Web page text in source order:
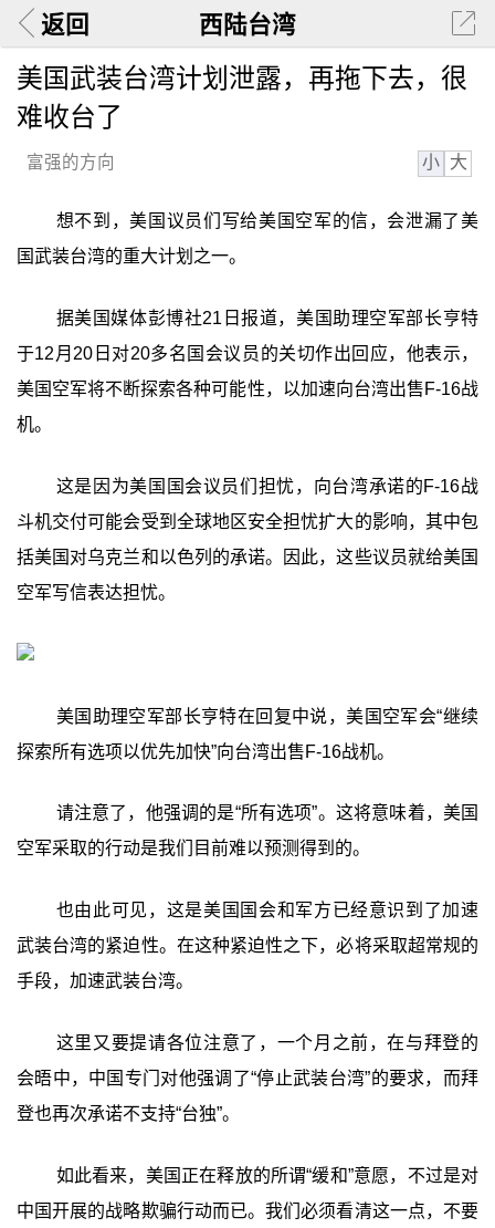
返回 西陆台湾
美国武装台湾计划泄露，再拖下去，很
难收台了
富强的方向 小 大
想不到，美国议员们写给美国空军的信，会泄漏了美
国武装台湾的重大计划之一。
据美国媒体彭博社21日报道，美国助理空军部长亨特
于12月20日对20多名国会议员的关切作出回应，他表示，
美国空军将不断探索各种可能性，以加速向台湾出售F-16战
机。
这是因为美国国会议员们担忧，向台湾承诺的F-16战
斗机交付可能会受到全球地区安全担忧扩大的影响，其中包
括美国对乌克兰和以色列的承诺。因此，这些议员就给美国
空军写信表达担忧。
美国助理空军部长亨特在回复中说，美国空军会“继续
探索所有选项以优先加快”向台湾出售F-16战机。
请注意了，他强调的是“所有选项”。这将意味着，美国
空军采取的行动是我们目前难以预测得到的。
也由此可见，这是美国国会和军方已经意识到了加速
武装台湾的紧迫性。在这种紧迫性之下，必将采取超常规的
手段，加速武装台湾。
这里又要提请各位注意了，一个月之前，在与拜登的
会晤中，中国专门对他强调了“停止武装台湾”的要求，而拜
登也再次承诺不支持“台独”。
如此看来，美国正在释放的所谓“缓和”意愿，不过是对
中国开展的战略欺骗行动而已。我们必须看清这一点，不要